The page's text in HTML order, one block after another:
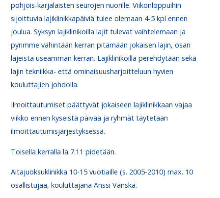
pohjois-karjalaisten seurojen nuorille. Viikonloppuihin
sijoittuvia lajiklinikkapäiviä tulee olemaan 4-5 kpl ennen
joulua. Syksyn lajiklinikoilla lajit tulevat vaihtelemaan ja
pyrimme vähintään kerran pitämään jokaisen lajin, osan
lajeista useamman kerran. Lajiklinikoilla perehdytään sekä
lajin tekniikka- että ominaisuusharjoitteluun hyvien
kouluttajien johdolla.
Ilmoittautumiset päättyvät jokaiseen lajiklinikkaan vajaa
viikko ennen kyseistä päivää ja ryhmät täytetään
ilmoittautumisjärjestyksessä.
Toisella kerralla la 7.11 pidetään.
Aitajuoksuklinikka 10-15 vuotiaille (s. 2005-2010) max. 10
osallistujaa, kouluttajana Anssi Vänskä.